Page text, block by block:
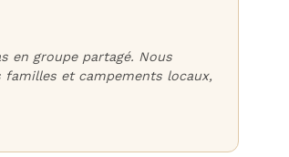
en groupe partagé. Nous
et campements locaux,